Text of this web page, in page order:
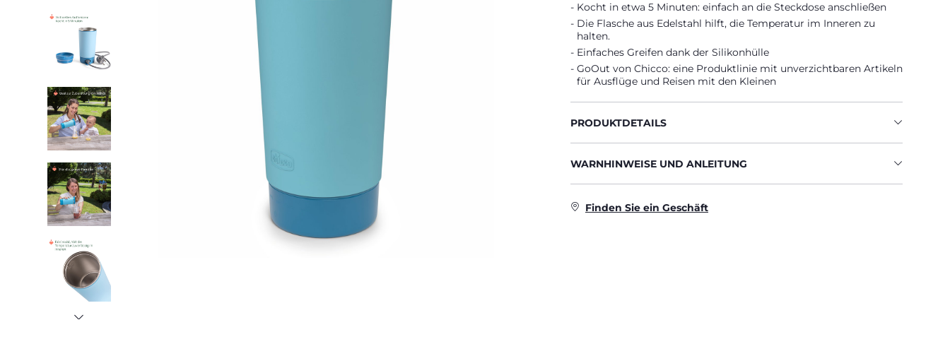
Kocht in etwa 5 Minuten: einfach an die Steckdose anschließen
Die Flasche aus Edelstahl hilft, die Temperatur im Inneren zu
halten.
Einfaches Greifen dank der Silikonhülle
GoOut von Chicco: eine Produktlinie mit unverzichtbaren Artikeln
für Ausflüge und Reisen mit den Kleinen
PRODUKTDETAILS
WARNHINWEISE UND ANLEITUNG
Finden Sie ein Geschäft